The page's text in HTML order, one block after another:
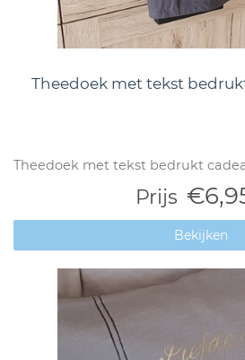
Theedoek met tekst
Theedoek met tekst bedrukt
Prijs
Bekijken